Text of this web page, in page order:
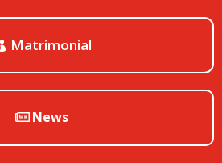
Matrimonial
News